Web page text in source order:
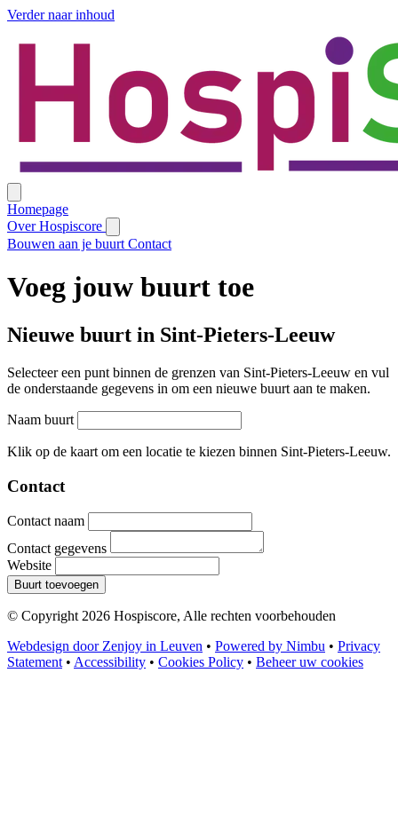
Verder naar inhoud
Homepage
Over Hospiscore
Bouwen aan je buurt Contact
Voeg jouw buurt toe
Nieuwe buurt in Sint-Pieters-Leeuw
Selecteer een punt binnen de grenzen van Sint-Pieters-Leeuw en vul
de onderstaande gegevens in om een nieuwe buurt aan te maken.
Naam buurt
+
−
Klik op de kaart om een locatie te kiezen binnen Sint-Pieters-Leeuw.
Contact
Contact naam
Contact gegevens
Website
Buurt toevoegen
© Copyright 2026 Hospiscore, Alle rechten voorbehouden
Webdesign door Zenjoy in Leuven • Powered by Nimbu • Privacy
Statement • Accessibility • Cookies Policy • Beheer uw cookies